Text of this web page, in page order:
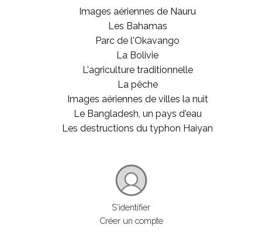
Images aériennes de Nauru
Les Bahamas
Parc de l'Okavango
La Bolivie
L'agriculture traditionnelle
La pêche
Images aériennes de villes la nuit
Le Bangladesh, un pays d'eau
Les destructions du typhon Haiyan
S'identifier
Créer un compte